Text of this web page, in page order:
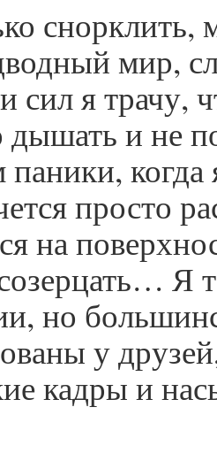
снорклить,
мир,
сил я трачу,
и не
когда
просто
на
Я
но
у
кадры и